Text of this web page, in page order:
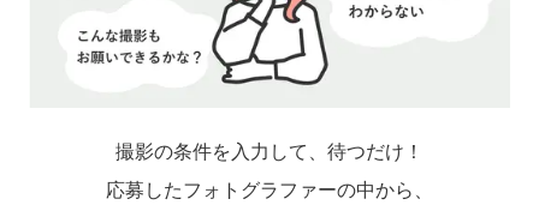
撮影の条件を入力して、待つだけ！
応募したフォトグラファーの中から、